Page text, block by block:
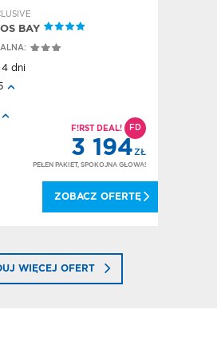
BAY
4 dni
F!RST DEAL! FD
3 194ZŁ
PEŁEN PAKIET, SPOKOJNA GŁOWA!
ZOBACZ OFERTĘ
WIĘCEJ OFERT